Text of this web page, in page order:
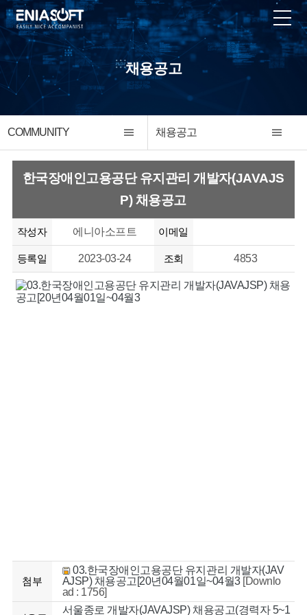
채용공고
COMMUNITY 채용공고
한국장애인고용공단 유지관리 개발자(JAVAJS
P) 채용공고
작성자 에니아소프트 이메일
등록일 2023-03-24 조회 4853
첨부
03.한국장애인고용공단 유지관리 개발자(JAV
AJSP) 채용공고[20년04월01일~04월3[Downlo
ad : 1756]
서울종로 개발자(JAVAJSP) 채용공고(경력자 5~1